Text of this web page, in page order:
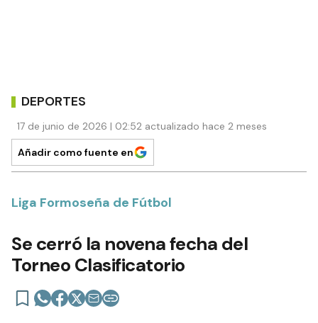
DEPORTES
17 de junio de 2026 | 02:52 actualizado hace 2 meses
Añadir como fuente en
Liga Formoseña de Fútbol
Se cerró la novena fecha del
Torneo Clasificatorio